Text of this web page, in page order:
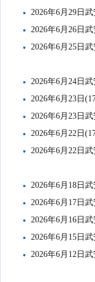
2026年6月29日
2026年6月26日
2026年6月25日
2026年6月24日
2026年6月23日
2026年6月23日
2026年6月22日
2026年6月22日
2026年6月18日
2026年6月17日
2026年6月16日
2026年6月15日
2026年6月12日